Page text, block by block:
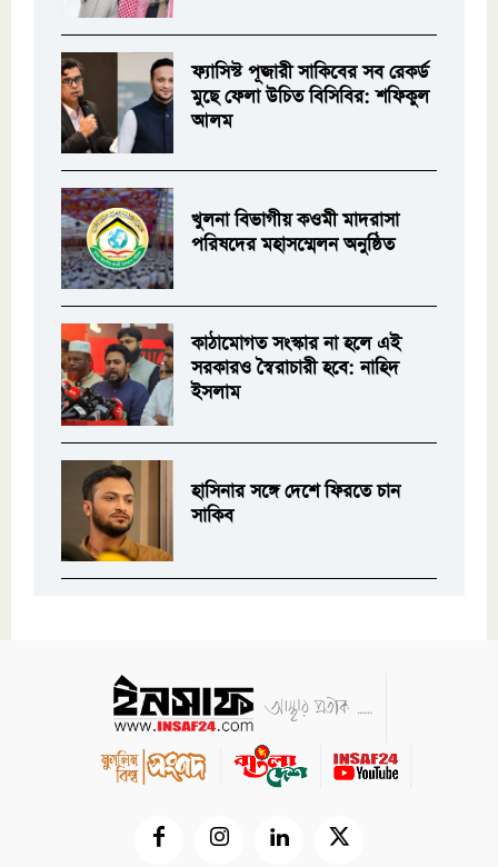
ফ্যাসিস্ট পূজারী সাকিবের সব রেকর্ড
মুছে ফেলা উচিত বিসিবির: শফিকুল
আলম
খুলনা বিভাগীয় কওমী মাদরাসা
পরিষদের মহাসম্মেলন অনুষ্ঠিত
কাঠামোগত সংস্কার না হলে এই
সরকারও স্বৈরাচারী হবে: নাহিদ
ইসলাম
হাসিনার সঙ্গে দেশে ফিরতে চান
সাকিব